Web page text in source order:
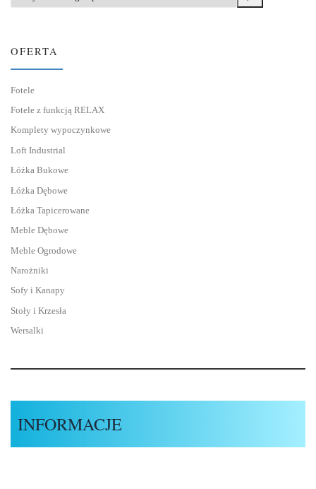
OFERTA
Fotele
Fotele z funkcją RELAX
Komplety wypoczynkowe
Loft Industrial
Łóżka Bukowe
Łóżka Dębowe
Łóżka Tapicerowane
Meble Dębowe
Meble Ogrodowe
Narożniki
Sofy i Kanapy
Stoły i Krzesła
Wersalki
INFORMACJE